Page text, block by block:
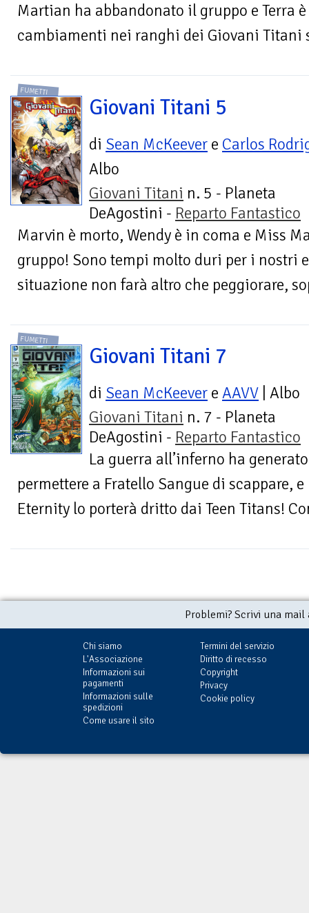
Martian ha abbandonato il gruppo e Terra
cambiamenti nei ranghi dei Giovani Titani
FUMETTI
Giovani Titani 5
di Sean McKeever e Carlos
Albo
Giovani Titani n. 5 - Planeta
DeAgostini - Reparto Fantastico
Marvin è morto, Wendy è in coma e Miss
gruppo! Sono tempi molto duri per i nostri
situazione non farà altro che peggiorare,
FUMETTI
Giovani Titani 7
di Sean McKeever e AAVV | Albo
Giovani Titani n. 7 - Planeta
DeAgostini - Reparto Fantastico
La guerra all’inferno ha
permettere a Fratello Sangue di scappare,
Eternity lo porterà dritto dai Teen Titans!
Problemi? Scrivi una
Chi siamo
L'Associazione
Informazioni sui
pagamenti
Informazioni sulle
spedizioni
Come usare il sito
Termini del servizio
Diritto di recesso
Copyright
Privacy
Cookie policy